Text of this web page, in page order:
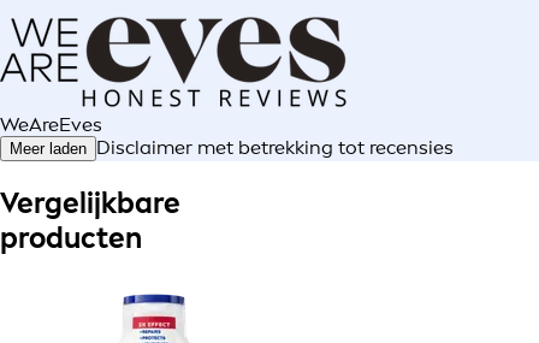
WeAreEves
Meer laden Disclaimer met betrekking tot recensies
Vergelijkbare
producten